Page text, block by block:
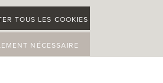
TOUS LES COOKIES
NÉCESSAIRE